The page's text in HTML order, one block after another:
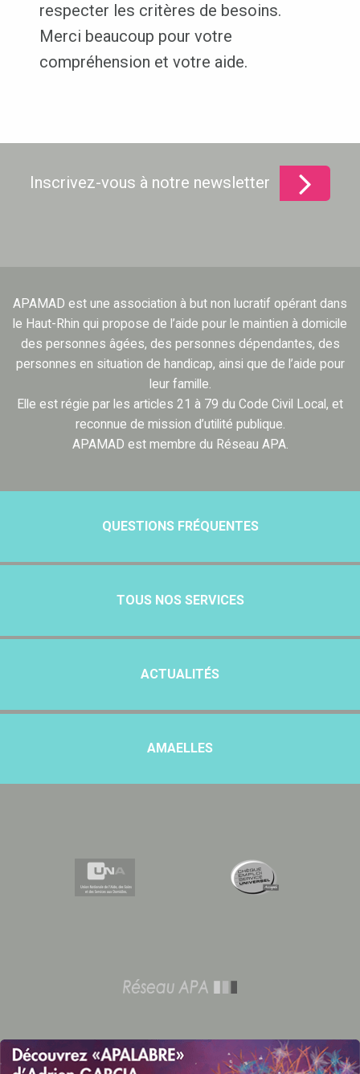
respecter les critères de besoins.
Merci beaucoup pour votre
compréhension et votre aide.
Inscrivez-vous à notre newsletter
APAMAD est une association à but non lucratif opérant dans
le Haut-Rhin qui propose de l’aide pour le maintien à domicile
des personnes âgées, des personnes dépendantes, des
personnes en situation de handicap, ainsi que de l’aide pour
leur famille.
Elle est régie par les articles 21 à 79 du Code Civil Local, et
reconnue de mission d’utilité publique.
APAMAD est membre du Réseau APA.
QUESTIONS FRÉQUENTES
TOUS NOS SERVICES
ACTUALITÉS
AMAELLES